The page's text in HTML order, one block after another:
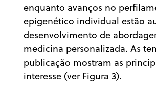
enquanto avanços no
epigenético individual estão
desenvolvimento de
medicina personalizada. As
publicação mostram as
interesse (ver Figura 3).